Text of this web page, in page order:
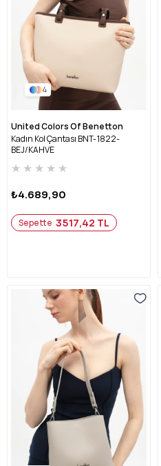
4
United Colors Of Benetton
Kadın Kol Çantası BNT-1822-
BEJ/KAHVE
★ ★ ★ ★ ★
₺4.689,90
Sepette 3517,42 TL